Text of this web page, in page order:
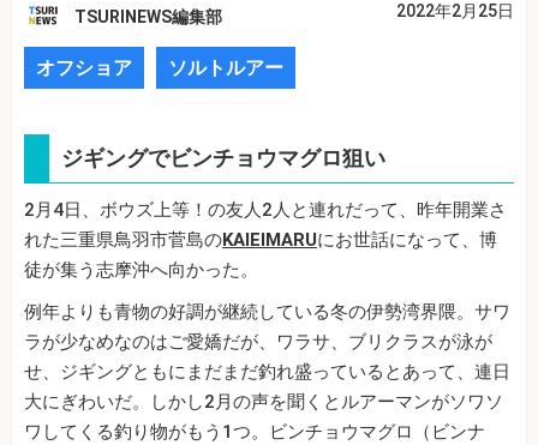
TSURINEWS編集部 2022年2月25日
オフショア ソルトルアー
ジギングでビンチョウマグロ狙い
2月4日、ボウズ上等！の友人2人と連れだって、昨年開業さ
れた三重県鳥羽市菅島のKAIEIMARUにお世話になって、博
徒が集う志摩沖へ向かった。
例年よりも青物の好調が継続している冬の伊勢湾界隈。サワ
ラが少なめなのはご愛嬌だが、ワラサ、ブリクラスが泳が
せ、ジギングともにまだまだ釣れ盛っているとあって、連日
大にぎわいだ。しかし2月の声を聞くとルアーマンがソワソ
ワしてくる釣り物がもう1つ。ビンチョウマグロ（ビンナ